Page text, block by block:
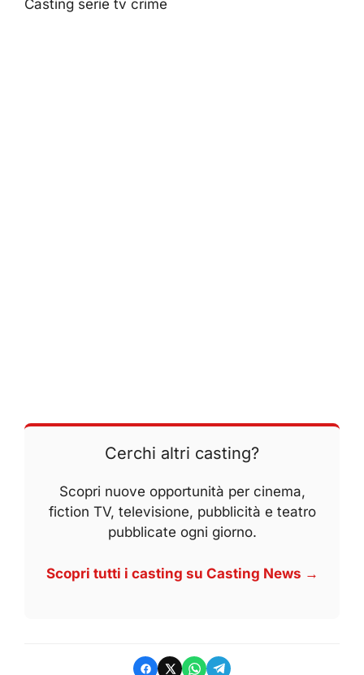
Casting serie tv crime
Cerchi altri casting?
Scopri nuove opportunità per cinema,
fiction TV, televisione, pubblicità e teatro
pubblicate ogni giorno.
Scopri tutti i casting su Casting News →